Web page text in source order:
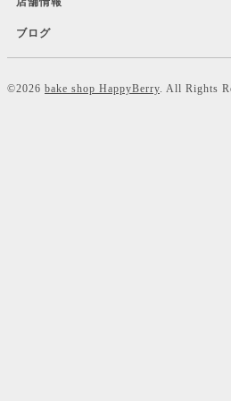
ブログ
©2026 bake shop HappyBerry. All Rights